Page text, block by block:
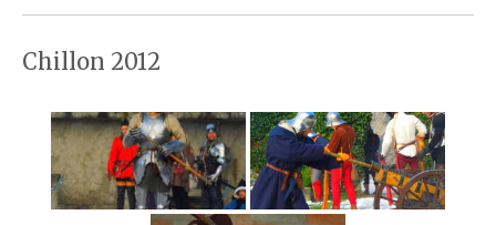
Chillon 2012